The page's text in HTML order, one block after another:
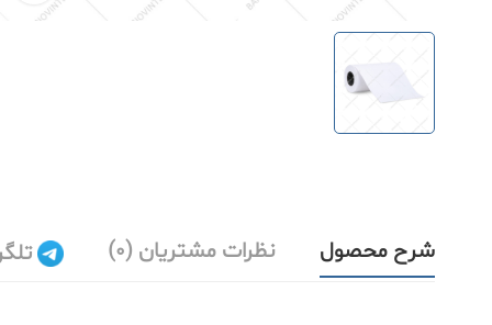
شرح محصول نظرات مشتریان (0)